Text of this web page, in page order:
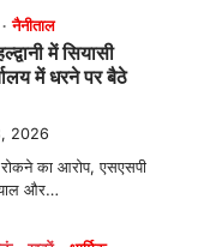
ख़बरें धार्मिक
कथा के चतुर्थ
श्रीकृष्ण जन्मोत्सव,
कथा श्रवण
2026
विनायक क्षेत्र में